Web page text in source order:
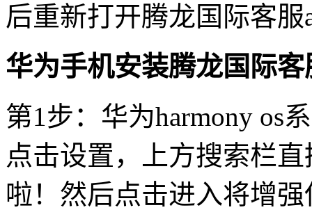
后重新打开腾龙国际客
华为手机安装腾龙国际
第1步：华为harmony os
点击设置，上方搜索栏
啦！然后点击进入将增